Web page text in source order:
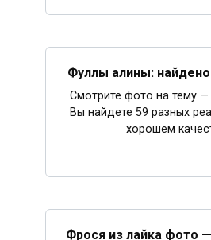
Фуллы алины: найдено
Смотрите фото на тему
Вы найдете 59 разных
хорошем
Фрося из лайка фото